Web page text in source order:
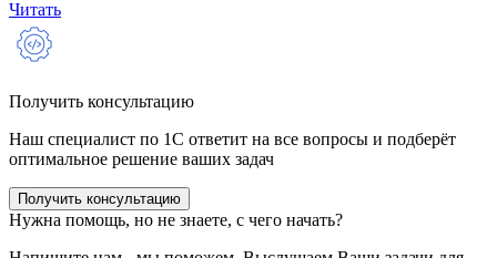
Читать
Получить консультацию
Наш специалист по 1С ответит на все вопросы и подберёт
оптимальное решение ваших задач
Получить консультацию
Нужна помощь, но не знаете, с чего начать?